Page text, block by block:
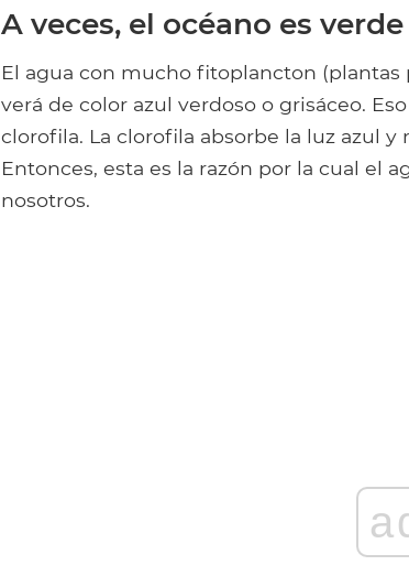
A veces, el océano es verde
El agua con mucho fitoplancton
verá de color azul verdoso o grisáceo.
clorofila. La clorofila absorbe la luz azul
Entonces, esta es la razón por la cual el
nosotros.